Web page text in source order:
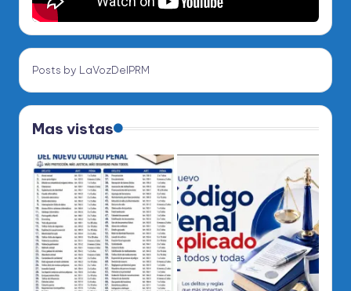
Posts by LaVozDelPRM
Mas vistas